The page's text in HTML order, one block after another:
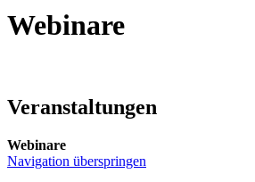
Webinare
Veranstaltungen
Webinare
Navigation überspringen